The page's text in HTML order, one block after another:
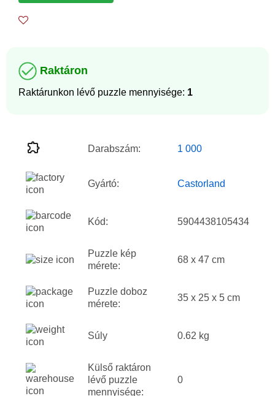
Raktáron
Raktárunkon lévő puzzle mennyisége: 1
Darabszám: 1 000
Gyártó: Castorland
Kód: 5904438105434
Puzzle kép
mérete:
68 x 47 cm
Puzzle doboz
mérete:
35 x 25 x 5 cm
Súly 0.62 kg
Külső raktáron
lévő puzzle
mennyisége:
0